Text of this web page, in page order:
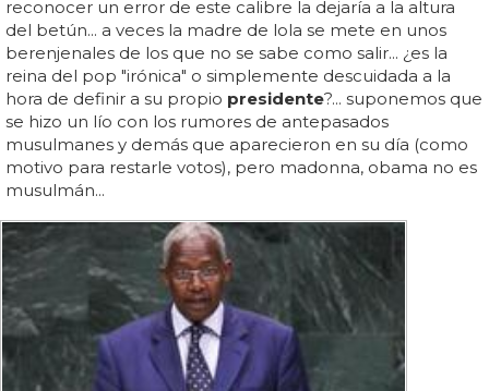
reconocer un error de este calibre la dejaría a la altura
del betún... a veces la madre de lola se mete en unos
berenjenales de los que no se sabe como salir... ¿es la
reina del pop "irónica" o simplemente descuidada a la
hora de definir a su propio presidente?... suponemos que
se hizo un lío con los rumores de antepasados
musulmanes y demás que aparecieron en su día (como
motivo para restarle votos), pero madonna, obama no es
musulmán...